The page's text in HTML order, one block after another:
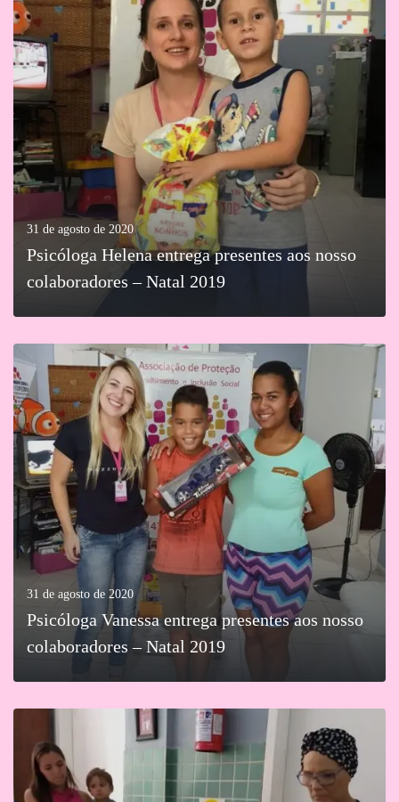
MAIS
31 de agosto de 2020
Psicóloga Helena entrega presentes aos nosso
colaboradores – Natal 2019
MAIS
31 de agosto de 2020
Psicóloga Vanessa entrega presentes aos nosso
colaboradores – Natal 2019
MAIS